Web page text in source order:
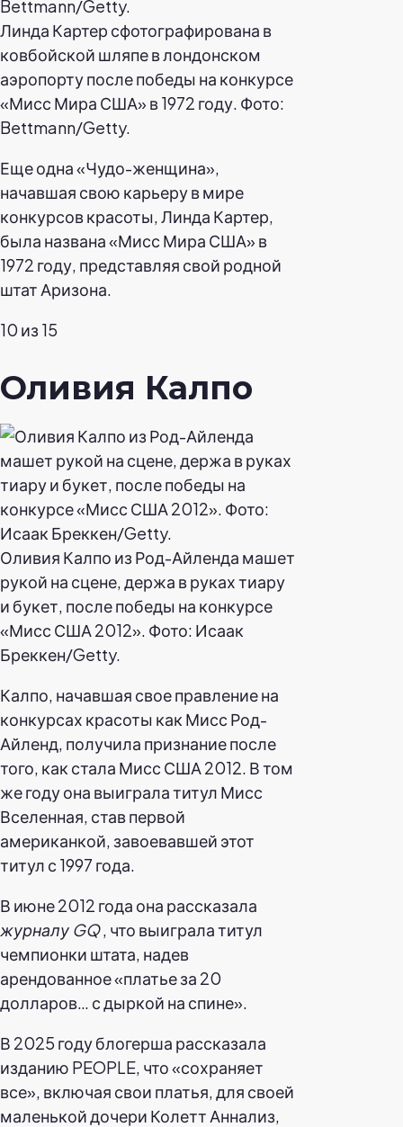
Линда Картер сфотографирована в
ковбойской шляпе в лондонском
аэропорту после победы на конкурсе
«Мисс Мира США» в 1972 году. Фото:
Bettmann/Getty.
Еще одна «Чудо-женщина»,
начавшая свою карьеру в мире
конкурсов красоты, Линда Картер,
была названа «Мисс Мира США» в
1972 году, представляя свой родной
штат Аризона.
10 из 15
Оливия Калпо
Оливия Калпо из Род-Айленда машет
рукой на сцене, держа в руках тиару
и букет, после победы на конкурсе
«Мисс США 2012». Фото: Исаак
Бреккен/Getty.
Калпо, начавшая свое правление на
конкурсах красоты как Мисс Род-
Айленд, получила признание после
того, как стала Мисс США 2012. В том
же году она выиграла титул Мисс
Вселенная, став первой
американкой, завоевавшей этот
титул с 1997 года.
В июне 2012 года она рассказала
журналу GQ, что выиграла титул
чемпионки штата, надев
арендованное «платье за 20
долларов… с дыркой на спине».
В 2025 году блогерша рассказала
изданию PEOPLE, что «сохраняет
все», включая свои платья, для своей
маленькой дочери Колетт Аннализ,